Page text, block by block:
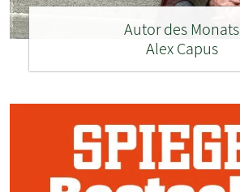
Autor des Monats
Alex Capus